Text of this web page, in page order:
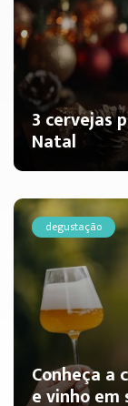
3 cervejas
Natal
degustação
Conheça a
e vinho em